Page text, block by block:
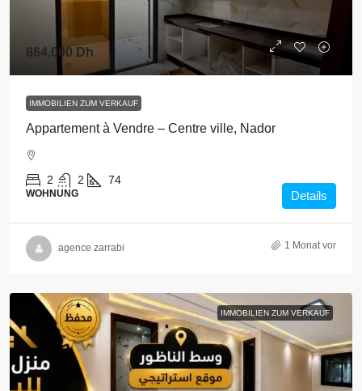
864,000 Dh
IMMOBILIEN ZUM VERKAUF
Appartement à Vendre – Centre ville, Nador
2 2 74
WOHNUNG Details
agence zarrabi 1 Monat vor
IMMOBILIEN ZUM VERKAUF